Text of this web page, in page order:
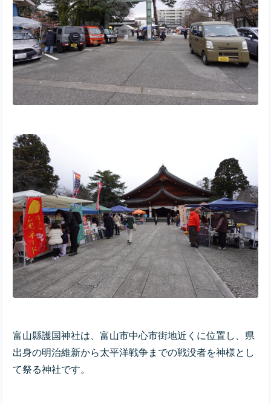
富山縣護国神社は、富山市中心市街地近くに位置し、県
出身の明治維新から太平洋戦争までの戦没者を神様とし
て祭る神社です。